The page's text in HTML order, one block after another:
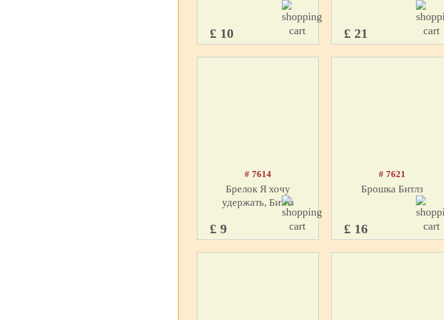
£ 10 £ 21
# 7614
Брелок Я хочу
удержать, Битлз
£ 9
# 7621
Брошка Битлз
£ 16